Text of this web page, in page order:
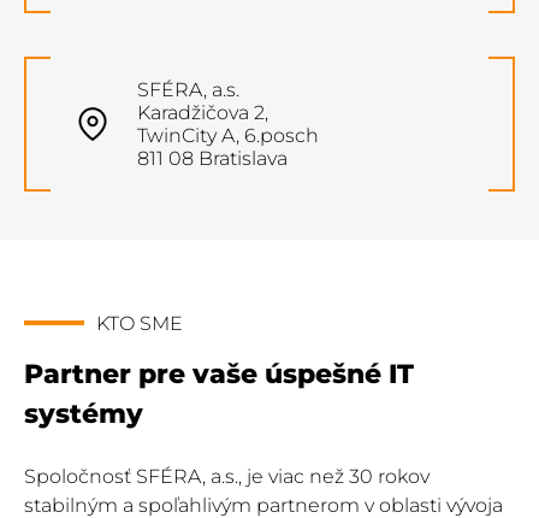
SFÉRA, a.s.
Karadžičova 2,
TwinCity A, 6.posch
811 08 Bratislava
KTO SME
Partner pre vaše úspešné IT
systémy
Spoločnosť SFÉRA, a.s., je viac než 30 rokov
stabilným a spoľahlivým partnerom v oblasti vývoja